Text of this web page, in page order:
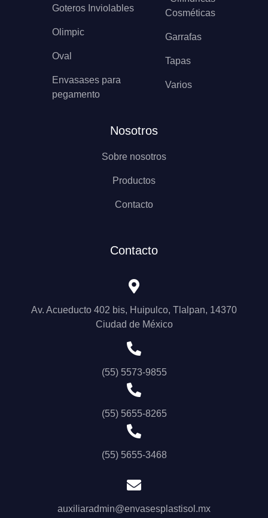
Goteros Inviolables
Olimpic
Oval
Envasases para
pegamento
Cosméticas
Garrafas
Tapas
Varios
Nosotros
Sobre nosotros
Productos
Contacto
Contacto
Av. Acueducto 402 bis, Huipulco, Tlalpan, 14370
Ciudad de México
(55) 5573-9855
(55) 5655-8265
(55) 5655-3468
auxiliaradmin@envasesplastisol.mx